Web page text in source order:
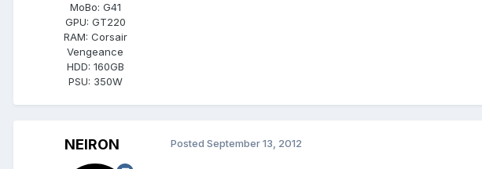
MoBo: G41
GPU: GT220
RAM: Corsair
Vengeance
HDD: 160GB
PSU: 350W
NEIRON Posted September 13, 2012